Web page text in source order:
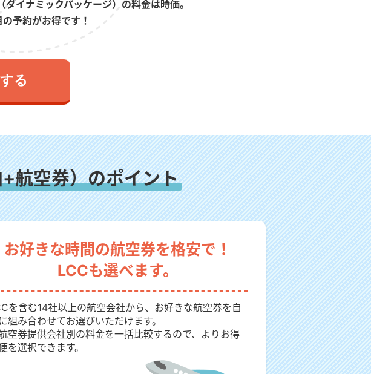
イナミックパッケージ）の料金は時価。
予約がお得です！
る
航空券）のポイント
お好きな時間の航空券を格安で！
LCCも選べます。
を含む14社以上の航空会社から、お好きな航空券を自
組み合わせてお選びいただけます。
空券提供会社別の料金を一括比較するので、よりお得
を選択できます。